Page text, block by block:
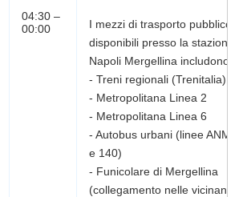
04:30 –
I mezzi di trasporto pubblico
disponibili presso la stazione di
Napoli Mergellina includono:
- Treni regionali (Trenitalia)
- Metropolitana Linea 2
- Metropolitana Linea 6
- Autobus urbani (linee ANM
e 140)
- Funicolare di Mergellina
(collegamento nelle vicinanze)